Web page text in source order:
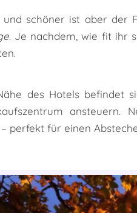
und schöner ist aber der
. Je nachdem, wie fit ihr
des Hotels befindet
ansteuern.
perfekt für einen